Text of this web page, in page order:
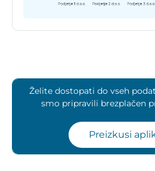
Želite dostopati do vseh
smo pripravili brezplačen
Preizkusi